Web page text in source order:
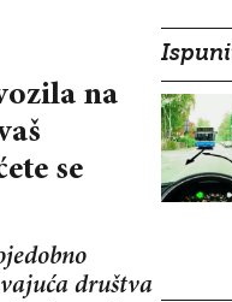
na
se
društva